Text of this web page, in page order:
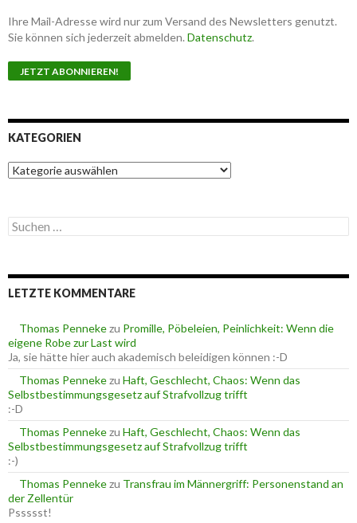
Ihre Mail-Adresse wird nur zum Versand des Newsletters genutzt.
Sie können sich jederzeit abmelden. Datenschutz.
KATEGORIEN
K
a
g
o
n
S
u
e
n
c
h
:
LETZTE KOMMENTARE
Thomas Pennekezu Promille, Pöbeleien, Peinlichkeit: Wenn die
eigene Robe zur Last wird
Ja, sie hätte hier auch akademisch beleidigen können :-D
Thomas Pennekezu Haft, Geschlecht, Chaos: Wenn das
Selbstbestimmungsgesetz auf Strafvollzug trifft
:-D
Thomas Pennekezu Haft, Geschlecht, Chaos: Wenn das
Selbstbestimmungsgesetz auf Strafvollzug trifft
:-)
Thomas Pennekezu Transfrau im Männergriff: Personenstand an
der Zellentür
Pssssst!